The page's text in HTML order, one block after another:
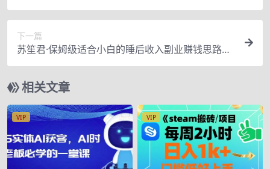
+软件+教程】
下一篇
苏笙君·保姆级适合小白的睡后收入副业赚钱思路和
方法【付费文章】
相关文章
VIP VIP